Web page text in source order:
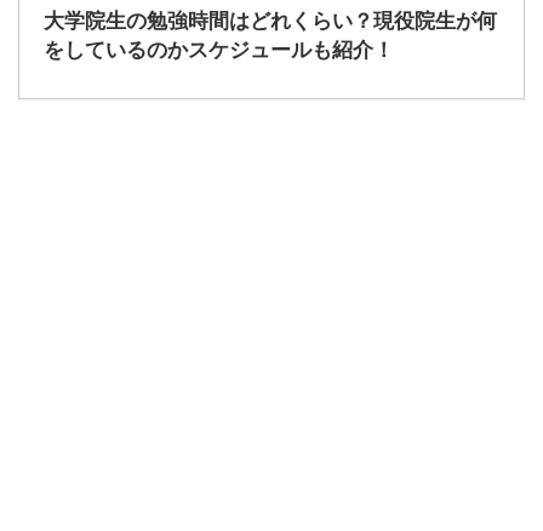
大学院生の勉強時間はどれくらい？現役院生が何
をしているのかスケジュールも紹介！